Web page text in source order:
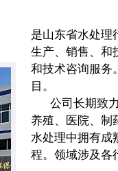
养殖污水处理
是山东省水处理
生产、销售、和
和技术咨询服务
目。
公司长期致力
养殖、医院、制
水处理中拥有成
程。领域涉及各